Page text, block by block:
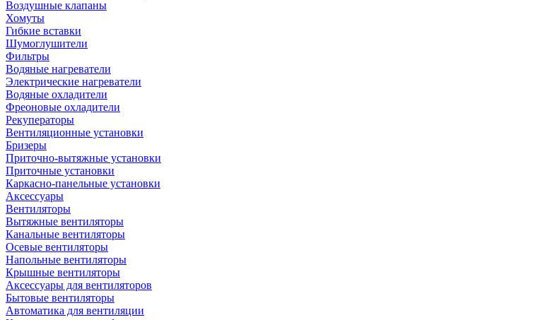
Воздушные клапаны
Хомуты
Гибкие вставки
Шумоглушители
Фильтры
Водяные нагреватели
Электрические нагреватели
Водяные охладители
Фреоновые охладители
Рекуператоры
Вентиляционные установки
Бризеры
Приточно-вытяжные установки
Приточные установки
Каркасно-панельные установки
Аксессуары
Вентиляторы
Вытяжные вентиляторы
Канальные вентиляторы
Осевые вентиляторы
Напольные вентиляторы
Крышные вентиляторы
Аксессуары для вентиляторов
Бытовые вентиляторы
Автоматика для вентиляции